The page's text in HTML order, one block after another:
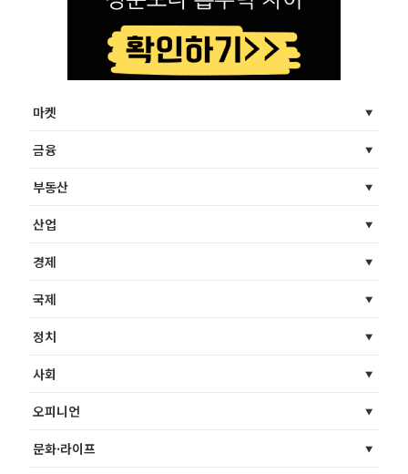
마켓
금융
부동산
산업
경제
국제
정치
사회
오피니언
문화·라이프